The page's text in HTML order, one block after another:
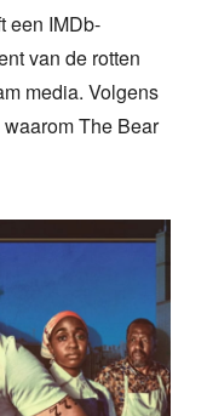
een IMDb-
van de rotten
media. Volgens
The Bear